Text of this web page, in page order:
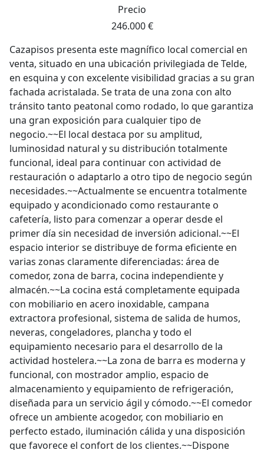
Precio
246.000 €
Cazapisos presenta este magnífico local comercial en
venta, situado en una ubicación privilegiada de Telde,
en esquina y con excelente visibilidad gracias a su gran
fachada acristalada. Se trata de una zona con alto
tránsito tanto peatonal como rodado, lo que garantiza
una gran exposición para cualquier tipo de
negocio.~~El local destaca por su amplitud,
luminosidad natural y su distribución totalmente
funcional, ideal para continuar con actividad de
restauración o adaptarlo a otro tipo de negocio según
necesidades.~~Actualmente se encuentra totalmente
equipado y acondicionado como restaurante o
cafetería, listo para comenzar a operar desde el
primer día sin necesidad de inversión adicional.~~El
espacio interior se distribuye de forma eficiente en
varias zonas claramente diferenciadas: área de
comedor, zona de barra, cocina independiente y
almacén.~~La cocina está completamente equipada
con mobiliario en acero inoxidable, campana
extractora profesional, sistema de salida de humos,
neveras, congeladores, plancha y todo el
equipamiento necesario para el desarrollo de la
actividad hostelera.~~La zona de barra es moderna y
funcional, con mostrador amplio, espacio de
almacenamiento y equipamiento de refrigeración,
diseñada para un servicio ágil y cómodo.~~El comedor
ofrece un ambiente acogedor, con mobiliario en
perfecto estado, iluminación cálida y una disposición
que favorece el confort de los clientes.~~Dispone